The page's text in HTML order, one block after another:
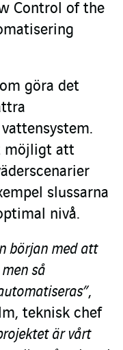
Control of the
göra det
möjligt att
slussarna
nivå.
början med att
så
,
teknisk chef
är vårt